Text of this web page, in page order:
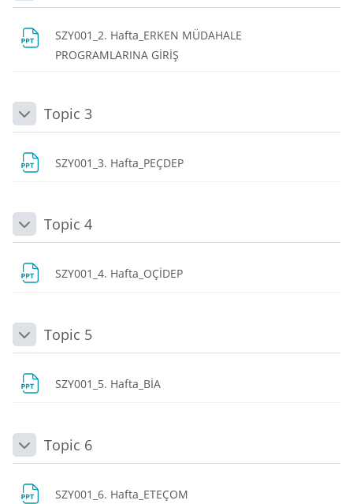
SZY001_2. Hafta_ERKEN MÜDAHALE
PROGRAMLARINA GİRİŞ
DaraltTopic 3
SZY001_3. Hafta_PEÇDEP
DaraltTopic 4
SZY001_4. Hafta_OÇİDEP
DaraltTopic 5
SZY001_5. Hafta_BİA
DaraltTopic 6
SZY001_6. Hafta_ETEÇOM